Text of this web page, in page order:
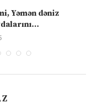
Yəmən dəniz